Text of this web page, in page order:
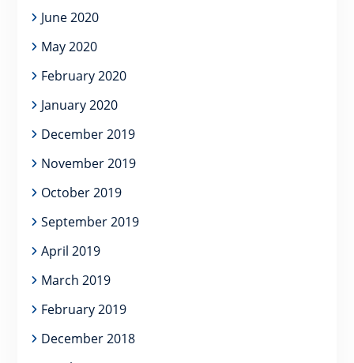
June 2020
May 2020
February 2020
January 2020
December 2019
November 2019
October 2019
September 2019
April 2019
March 2019
February 2019
December 2018